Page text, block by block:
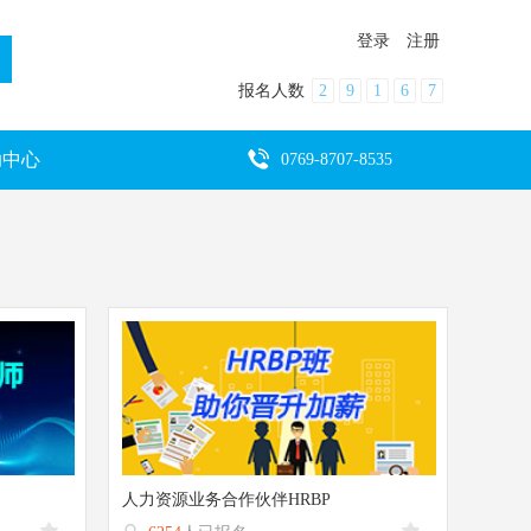
登录 注册
报名人数 2 9 1 6 7
心 0769-8707-8535
人力资源业务合作伙伴HRBP